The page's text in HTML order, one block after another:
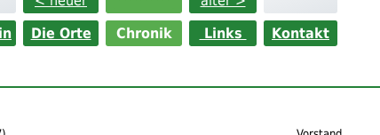
Die Orte Chronik Links Kontakt